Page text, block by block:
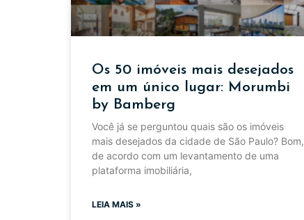
Os 50 imóveis mais desejados
em um único lugar: Morumbi
by Bamberg
Você já se perguntou quais são os imóveis
mais desejados da cidade de São Paulo? Bom,
de acordo com um levantamento de uma
plataforma imobiliária,
LEIA MAIS »